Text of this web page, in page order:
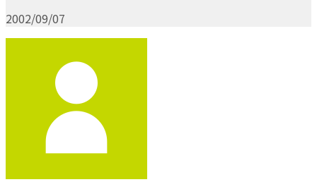
2002/09/07